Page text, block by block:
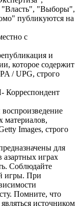
"Власть", "Выборы",
публикуются на
с
и
которое содержит
/ UPG, строго
Корреспондент
материалов,
Images, строго
для
азартных играх
Соблюдайте
игры. При
Помните, что
источником